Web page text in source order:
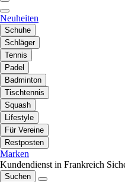
Neuheiten
Schuhe
Schläger
Tennis
Padel
Badminton
Tischtennis
Squash
Lifestyle
Für Vereine
Restposten
Marken
Kundendienst in Frankreich
Suchen